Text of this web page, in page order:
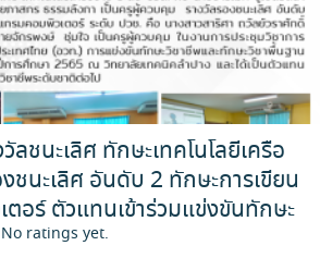
ลชนะเลิศ ทักษะเทคโนโลยีเครือ
ชนะเลิศ อันดับ 2 ทักษะการเขียน
อร์ ตัวแทนเข้าร่วมแข่งขันทักษะ
No ratings yet.